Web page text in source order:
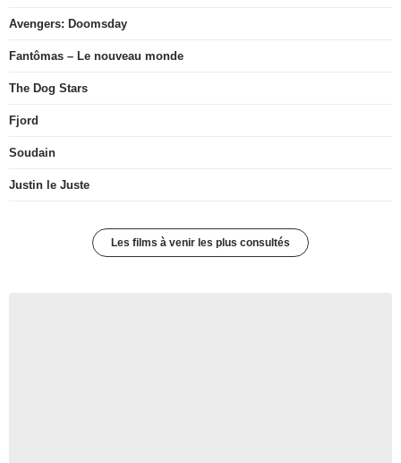
Avengers: Doomsday
Fantômas – Le nouveau monde
The Dog Stars
Fjord
Soudain
Justin le Juste
Les films à venir les plus consultés